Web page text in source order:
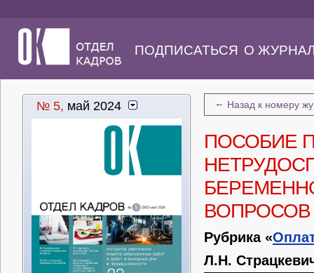
ПОДПИСАТЬСЯ О
№ 5, май 2024 ← Назад к номеру
ПОСОБИЕ
ВОПРОСОВ
Рубрика «
Л.Н.